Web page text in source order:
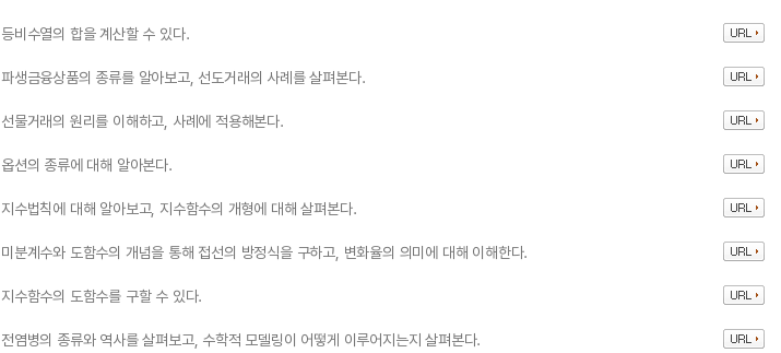
등비수열의 합을 계산할 수 있다.
파생금융상품의 종류를 알아보고, 선도거래의 사례를 살펴본다.
선물거래의 원리를 이해하고, 사례에 적용해본다.
옵션의 종류에 대해 알아본다.
지수법칙에 대해 알아보고, 지수함수의 개형에 대해 살펴본다.
미분계수와 도함수의 개념을 통해 접선의 방정식을 구하고, 변화율의 의미에 대해 이해한다.
지수함수의 도함수를 구할 수 있다.
전염병의 종류와 역사를 살펴보고, 수학적 모델링이 어떻게 이루어지는지 살펴본다.